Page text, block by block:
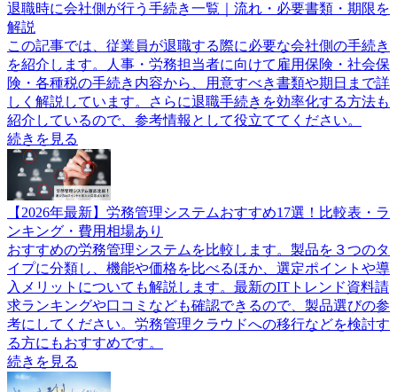
退職時に会社側が行う手続き一覧｜流れ・必要書類・期限を
解説
この記事では、従業員が退職する際に必要な会社側の手続き
を紹介します。人事・労務担当者に向けて雇用保険・社会保
険・各種税の手続き内容から、用意すべき書類や期日まで詳
しく解説しています。さらに退職手続きを効率化する方法も
紹介しているので、参考情報として役立ててください。
続きを見る
【2026年最新】労務管理システムおすすめ17選！比較表・ラ
ンキング・費用相場あり
おすすめの労務管理システムを比較します。製品を３つのタ
イプに分類し、機能や価格を比べるほか、選定ポイントや導
入メリットについても解説します。最新のITトレンド資料請
求ランキングや口コミなども確認できるので、製品選びの参
考にしてください。労務管理クラウドへの移行などを検討す
る方にもおすすめです。
続きを見る